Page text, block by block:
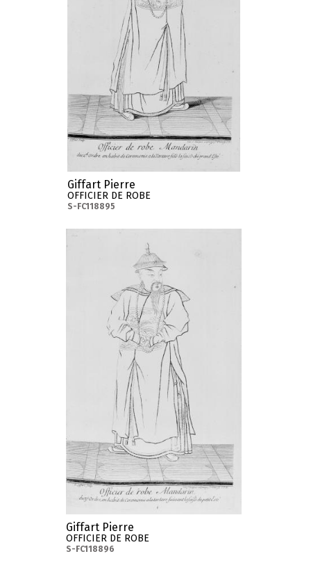
Giffart Pierre
OFFICIER DE ROBE
S-FC118895
Giffart Pierre
OFFICIER DE ROBE
S-FC118896